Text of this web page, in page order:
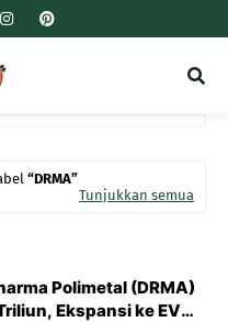
DRMA
Tunjukkan semua
Polimetal (DRMA)
Ekspansi ke EV